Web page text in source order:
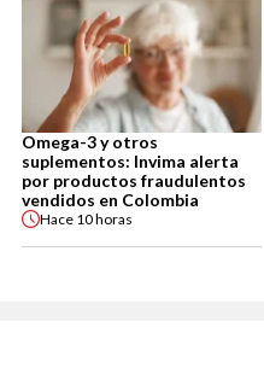
Omega-3 y otros
suplementos: Invima alerta
por productos fraudulentos
vendidos en Colombia
Hace 10 horas